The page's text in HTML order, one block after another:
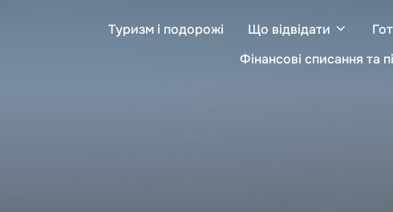
Туризм і подорожі Що відвідати
Фінансові списання та